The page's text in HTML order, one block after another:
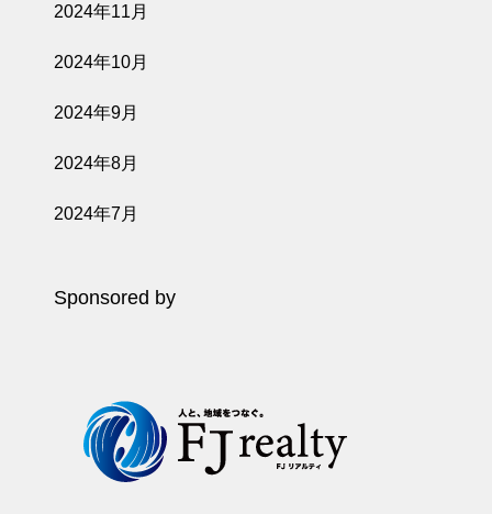
2024年11月
2024年10月
2024年9月
2024年8月
2024年7月
Sponsored by